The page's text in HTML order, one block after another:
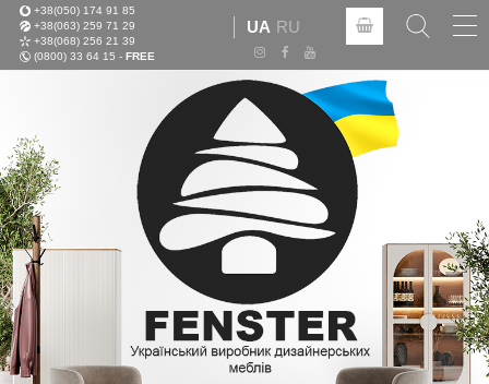
+38(050) 174 91 85
+38(063) 259 71 29
+38(068) 256 21 39
(0800) 33 64 15 - FREE
UA RU